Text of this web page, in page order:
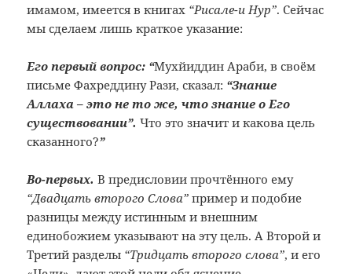
имамом, имеется в книгах “Рисале-и Нур”. Сейчас
мы сделаем лишь краткое указание:
Его первый вопрос: “Мухйиддин Араби, в своём
письме Фахреддину Рази, сказал: “Знание
Аллаха – это не то же, что знание о Его
существовании”. Что это значит и какова цель
сказанного?”
Во-первых. В предисловии прочтённого ему
“Двадцать второго Слова” пример и подобие
разницы между истинным и внешним
единобожием указывают на эту цель. А Второй и
Третий разделы “Тридцать второго слова”, и его